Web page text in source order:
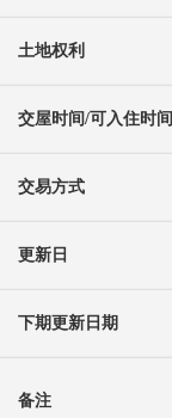
土地权利
交屋时间/可入住时间
交易方式
更新日
下期更新日期
备注